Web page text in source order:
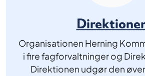
Organisationen Herning
i fire fagforvaltninger og
Direktionen udgør den